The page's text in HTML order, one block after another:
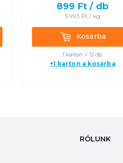
899 Ft / db
5 993 Ft / kg
KosárbaKosárba
1 karton = 12 db
+1 karton a kosárba
RÓLUNK